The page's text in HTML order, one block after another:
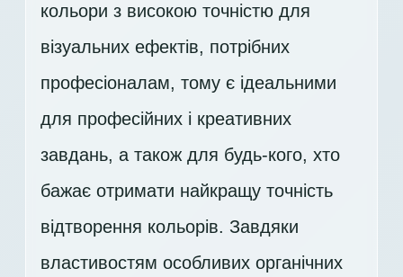
кольори з високою точністю для
візуальних ефектів, потрібних
професіоналам, тому є ідеальними
для професійних і креативних
завдань, а також для будь-кого, хто
бажає отримати найкращу точність
відтворення кольорів. Завдяки
властивостям особливих органічних